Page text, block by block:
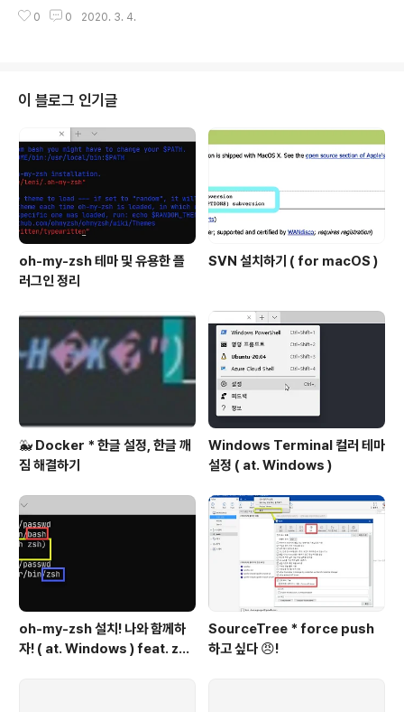
0 0 2020. 3. 4.
이 블로그 인기글
oh-my-zsh 테마 및 유용한 플
러그인 정리
SVN 설치하기 ( for macOS )
🐳 Docker * 한글 설정, 한글 깨
짐 해결하기
Windows Terminal 컬러 테마
설정 ( at. Windows )
oh-my-zsh 설치! 나와 함께하
자! ( at. Windows ) feat. zsh
SourceTree * force push
하고 싶다 😠!